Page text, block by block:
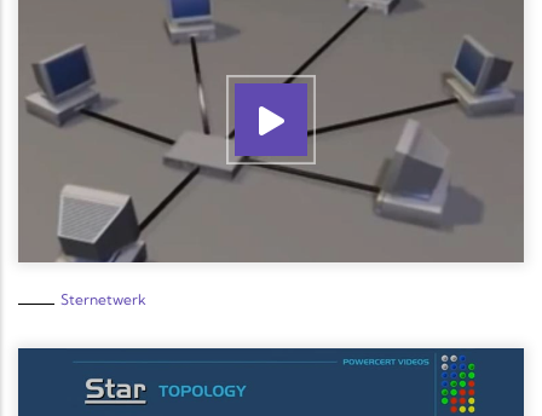
Sternetwerk